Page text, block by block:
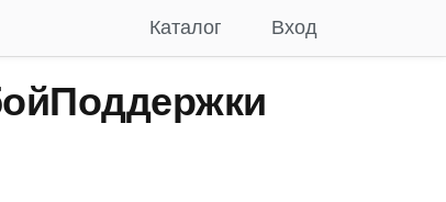
Вход
Каталог